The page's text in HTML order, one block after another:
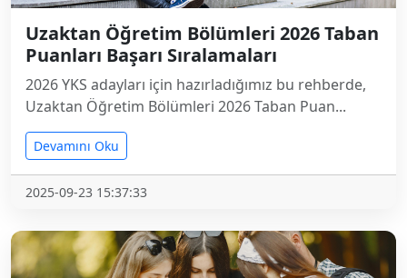
Uzaktan Öğretim Bölümleri 2026 Taban
Puanları Başarı Sıralamaları
2026 YKS adayları için hazırladığımız bu rehberde,
Uzaktan Öğretim Bölümleri 2026 Taban Puan...
Devamını Oku
2025-09-23 15:37:33